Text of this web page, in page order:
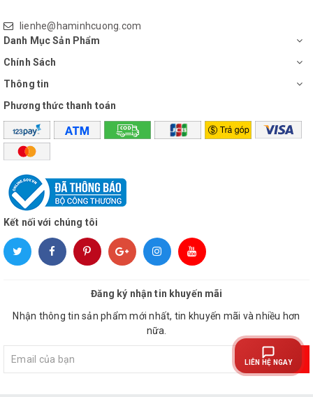
Bảo hành
*QUÝ KHÁCH HÀNG LƯU Ý: ĐỐI VỚI SẢN PHẨM QUẠT TRẦN
ĐÈN THÌ KHÁCH TỰ MUA BÓNG ĐÈN RIÊNG (QUẠT KHÔNG
KÈM THEO BÓNG ĐÈN)
lienhe@haminhcuong.com
Danh Mục Sản Phẩm
Chính Sách
Thông tin
Phương thức thanh toán
Kết nối với chúng tôi
Đăng ký nhận tin khuyến mãi
Nhận thông tin sản phẩm mới nhất, tin khuyến mãi và nhiều hơn
nữa.
Đăng ký
LIÊN HỆ NGAY